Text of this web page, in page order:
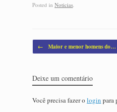
Posted in Noticias
Post navigation
← Maior e menor homens do…
Deixe um comentário
Você precisa fazer o login para